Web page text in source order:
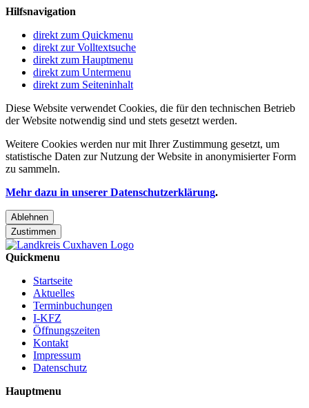
Hilfsnavigation
direkt zum Quickmenu
direkt zur Volltextsuche
direkt zum Hauptmenu
direkt zum Untermenu
direkt zum Seiteninhalt
Diese Website verwendet Cookies, die für den technischen Betrieb
der Website notwendig sind und stets gesetzt werden.
Weitere Cookies werden nur mit Ihrer Zustimmung gesetzt, um
statistische Daten zur Nutzung der Website in anonymisierter Form
zu sammeln.
Mehr dazu in unserer Datenschutzerklärung.
Ablehnen
Zustimmen
Quickmenu
Startseite
Aktuelles
Terminbuchungen
I-KFZ
Öffnungszeiten
Kontakt
Impressum
Datenschutz
Hauptmenu